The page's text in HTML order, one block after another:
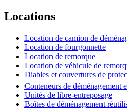
Locations
Location de camion de
Location de fourgonnette
Location de remorque
Location de véhicule de
Diables et couvertures de
Conteneurs de déménagement
Unités de libre-entreposage
Boîtes de déménagement